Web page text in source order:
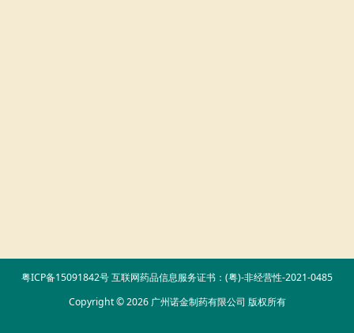
粤ICP备15091842号互联网药品信息服务证书：(粤)-非经营性-2021-0485
Copyright © 2026 广州诺金制药有限公司 版权所有